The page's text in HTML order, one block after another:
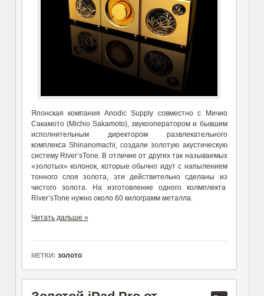
Японская компания Anodic Supply совместно с Мичио
Сакамото (Michio Sakamoto), звукооператором и бывшим
исполнительным директором развлекательного
комплекса Shinanomachi, создали золотую акустическую
систему River’sTone. В отличие от других так называемых
«золотых» колонок, которые обычно идут с напылением
тонного слоя золота, эти действительно сделаны из
чистого золота. На изготовление одного колмплекта
River’sTone нужно около 60 килограмм металла.
Читать дальше »
МЕТКИ: золото